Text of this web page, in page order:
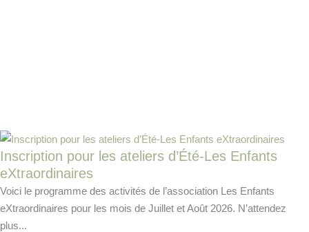
Inscription pour les ateliers d’Été-Les Enfants
eXtraordinaires
Voici le programme des activités de l’association Les Enfants
eXtraordinaires pour les mois de Juillet et Août 2026. N’attendez
plus...